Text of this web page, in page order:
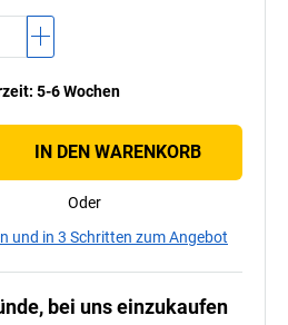
: 5-6 Wochen
IN DEN WARENKORB
Oder
und in 3 Schritten zum Angebot
bei uns einzukaufen